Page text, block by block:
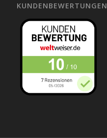
KUNDENBEWERTUNGEN